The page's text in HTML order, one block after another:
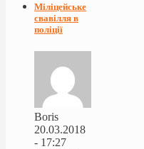
Міліцейське
свавілля в
поліції
Boris
20.03.2018
- 17:27